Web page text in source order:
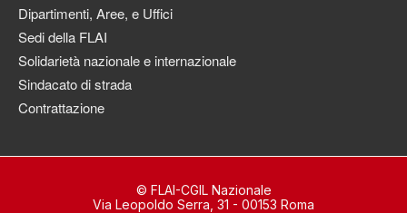
Dipartimenti, Aree, e Uffici
Sedi della FLAI
Solidarietà nazionale e internazionale
Sindacato di strada
Contrattazione
© FLAI-CGIL Nazionale
Via Leopoldo Serra, 31 - 00153 Roma